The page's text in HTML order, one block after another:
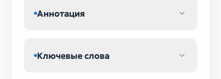
Аннотация
Ключевые слова